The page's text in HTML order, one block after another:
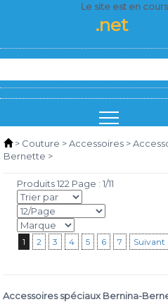
Le site est en
.net
> Couture >Accessoires >
Bernette >
Produits 122 Page : 1/11
1 2 3 4 5 6 7 Suivant
Accessoires spéciaux Bernina-